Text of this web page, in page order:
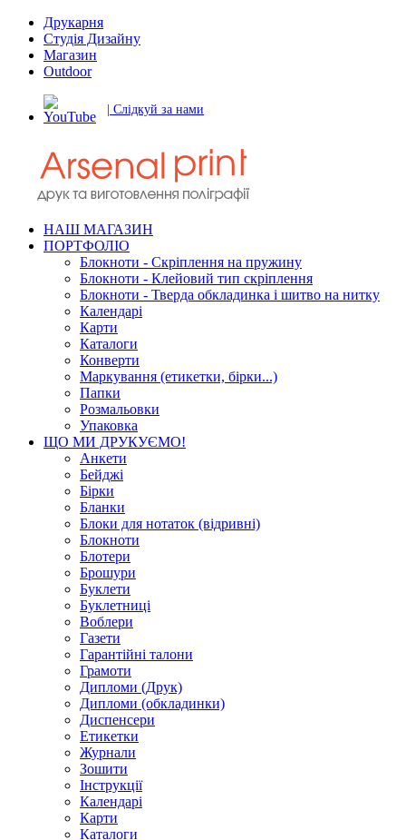
Друкарня
Студія Дизайну
Магазин
Outdoor
| Слідкуй за нами
НАШ МАГАЗИН
ПОРТФОЛІО
Блокноти - Скріплення на пружину
Блокноти - Клейовий тип скріплення
Блокноти - Тверда обкладинка і шитво на нитку
Календарі
Карти
Каталоги
Конверти
Маркування (етикетки, бірки...)
Папки
Розмальовки
Упаковка
ЩО МИ ДРУКУЄМО!
Анкети
Бейджі
Бірки
Бланки
Блоки для нотаток (відривні)
Блокноти
Блотери
Брошури
Буклети
Буклетниці
Воблери
Газети
Гарантійні талони
Грамоти
Дипломи (Друк)
Дипломи (обкладинки)
Диспенсери
Етикетки
Журнали
Зошити
Інструкції
Календарі
Карти
Каталоги